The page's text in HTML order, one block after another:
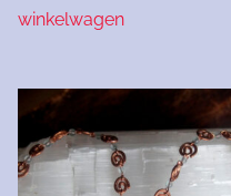
winkelwagen